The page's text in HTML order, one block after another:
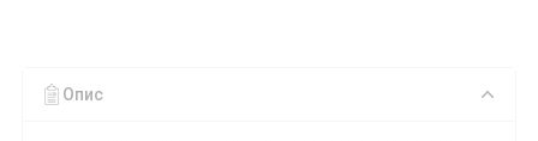
Опис